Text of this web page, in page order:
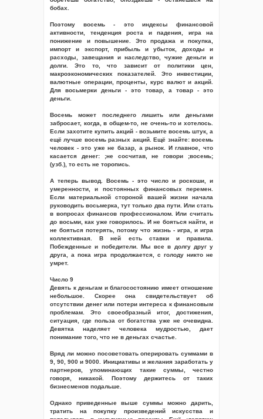
бобах.
Поэтому восемь - это индексы финансовой
активности, тенденция роста и падения, игра на
понижение и повышение. Это продажа и покупка,
импорт и экспорт, прибыль и убыток, доходы и
расходы, завещания и наследство, чужие деньги и
долги. Это то, что зависит от политики цен,
макроэкономических показателей. Это инвестиции,
валютные операции, проценты, курс валют и акций.
Для восьмерки деньги - это товар, а товар - это
деньги.
Восемь может последнего лишить или деньгами
забросает, когда, в общем-то, не очень-то и хотелось.
Если захотите купить акций - возьмите восемь штук, а
ещё лучше восемь разных акций. Ещё знайте: восемь
человек - это уже не базар, а рынок. И главное, что
касается денег: ;не сосчитав, не говори ;восемь;
(узб.), то есть не торопись.
А теперь вывод. Восемь - это число и роскоши, и
умеренности, и постоянных финансовых перемен.
Если материальной стороной вашей жизни начала
руководить восьмерка, тут только два пути. Или стать
в вопросах финансов профессионалом. Или считать
до восьми, как уже говорилось. И не бояться найти, и
не бояться потерять, потому что жизнь - игра, и игра
коллективная. В ней есть ставки и правила.
Побежденные и победители. Мы все в долгу друг у
друга, а пока игра продолжается, с голоду никто не
умрет.
Число 9
Девять к деньгам и благосостоянию имеет отношение
небольшое. Скорее она свидетельствует об
отсутствии денег или потери интереса к финансовым
проблемам. Это своеобразный итог, достижения,
ситуация, где польза от богатства уже не очевидна.
Девятка наделяет человека мудростью, дает
понимание того, что не в деньгах счастье.
Вряд ли можно посоветовать оперировать суммами в
9, 90, 900 и 9000. Инициативы и желания заработать у
партнеров, упоминающих такие суммы, честно
говоря, никакой. Поэтому держитесь от таких
бизнесменов подальше.
Однако приведенные выше суммы можно дарить,
тратить на покупку произведений искусства и